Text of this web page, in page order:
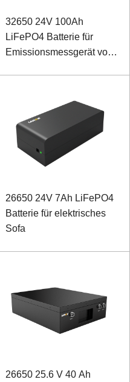
32650 24V 100Ah
LiFePO4 Batterie für
Emissionsmessgerät von
26650 24V 7Ah LiFePO4
Batterie für elektrisches
Sofa
26650 25.6 V 40 Ah